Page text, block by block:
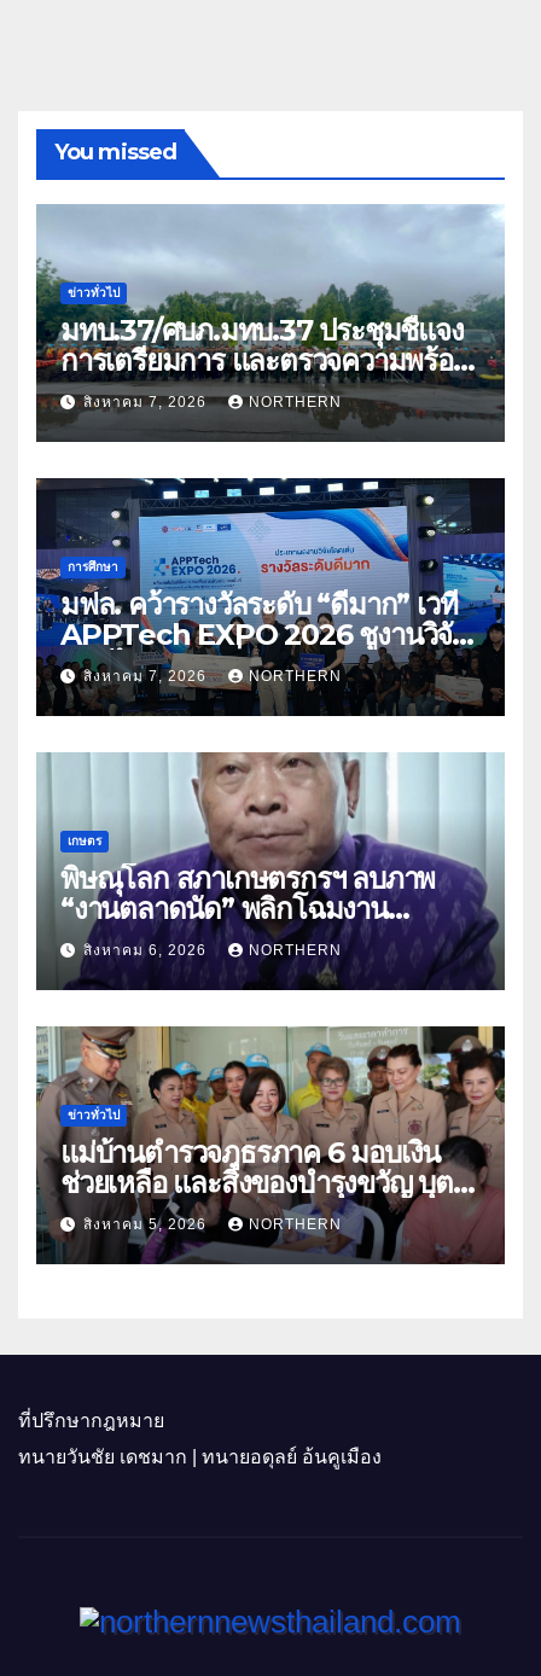
You missed
ข่าวทั่วไป
มทบ.37/ศบภ.มทบ.37 ประชุมชี้แจง
การเตรียมการ และตรวจความพร้อม
ด้านการบรรเทาสาธารณภัย
สิงหาคม 7, 2026 NORTHERN
การศึกษา
มฟล. คว้ารางวัลระดับ “ดีมาก” เวที
APPTech EXPO 2026 ชูงานวิจัย
สมุนไพร ขับเคลื่อนนวัตกรรมสู่เชิง
พาณิชย์
สิงหาคม 7, 2026 NORTHERN
เกษตร
พิษณุโลก สภาเกษตรกรฯ ลบภาพ
“งานตลาดนัด” พลิกโฉมงาน
“เกษตรรุ่งเรืองเมืองสองแคว 69” มุ่ง
ประโยชน์เกษตรกร ดึงนวัตกรรม-จับ
คู่ธุรกิจดันสินค้าเกษตรสู่สากล (คลิป)
สิงหาคม 6, 2026 NORTHERN
ข่าวทั่วไป
แม่บ้านตำรวจภูธรภาค 6 มอบเงิน
ช่วยเหลือ และสิ่งของบำรุงขวัญ บุตร-
ธิดา ข้าราชการตำรวจจังหวัด
อุทัยธานี
สิงหาคม 5, 2026 NORTHERN
ที่ปรึกษากฎหมาย
ทนายวันชัย เดชมาก | ทนายอดุลย์ อ้นคูเมือง